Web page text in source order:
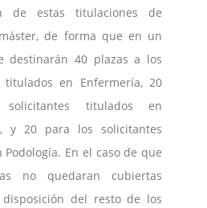
de estas titulaciones de
de forma que en un
destinarán 40 plazas a los
titulados en Enfermería, 20
titulados en
y 20 para los solicitantes
En el caso de que
no quedaran cubiertas
del resto de los